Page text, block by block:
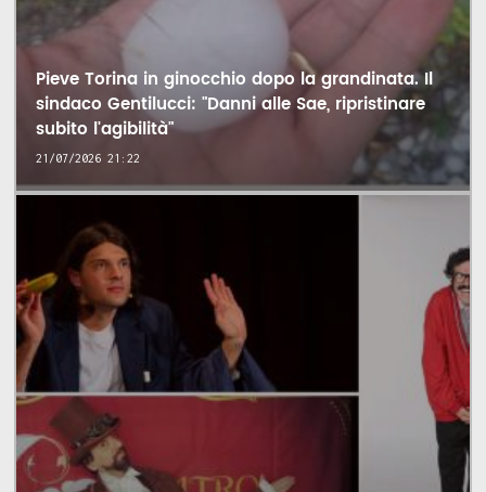
Pieve Torina in ginocchio dopo la grandinata. Il
sindaco Gentilucci: "Danni alle Sae, ripristinare
subito l'agibilità"
21/07/2026 21:22